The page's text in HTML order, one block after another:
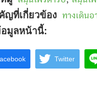
ญที่เกี่ยวข้อง ทางเดินอ
มูลหน้านี้:
Twitter